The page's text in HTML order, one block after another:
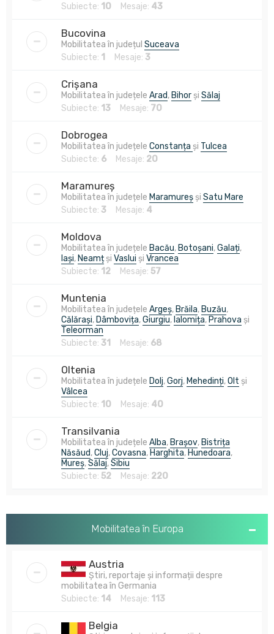
Subiecte: 10 Mesaje: 43
Bucovina
Mobilitatea în județul Suceava
Subiecte: 1 Mesaje: 3
Crișana
Mobilitatea în județele Arad, Bihorși Sălaj
Subiecte: 13 Mesaje: 70
Dobrogea
Mobilitatea în județele Constanța și Tulcea
Subiecte: 6 Mesaje: 20
Maramureș
Mobilitatea în județele Maramureșși Satu Mare
Subiecte: 3 Mesaje: 4
Moldova
Mobilitatea în județele Bacău, Botoșani,Galați,
Iași, Neamțși Vaslui și Vrancea
Subiecte: 12 Mesaje: 57
Muntenia
Mobilitatea în județele Argeș, Brăila, Buzău,
Călărași, Dâmbovița,Giurgiu, Ialomița, Prahova și
Teleorman
Subiecte: 31 Mesaje: 68
Oltenia
Mobilitatea în județele Dolj,Gorj, Mehedinți,Olt și
Vâlcea
Subiecte: 10 Mesaje: 40
Transilvania
Mobilitatea în județele Alba, Brașov, Bistrița
Năsăud,Cluj,Covasna, Harghita, Hunedoara,
Mureș,Sălaj,Sibiu
Subiecte: 52 Mesaje: 220
Mobilitatea în Europa
Austria
Știri, reportaje și informații despre
mobilitatea în Germania
Subiecte: 14 Mesaje: 113
Belgia